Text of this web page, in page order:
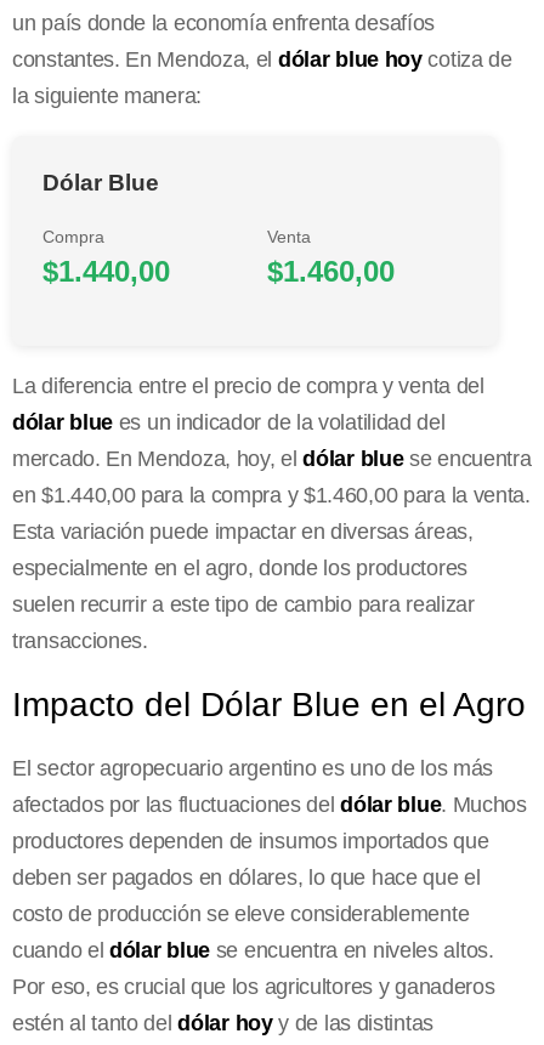
un país donde la economía enfrenta desafíos
constantes. En Mendoza, el dólar blue hoycotiza de
la siguiente manera:
Dólar Blue
Compra
$1.440,00
Venta
$1.460,00
La diferencia entre el precio de compra y venta del
dólar blue es un indicador de la volatilidad del
mercado. En Mendoza, hoy, eldólar bluese encuentra
en $1.440,00 para la compra y $1.460,00 para la venta.
Esta variación puede impactar en diversas áreas,
especialmente en el agro, donde los productores
suelen recurrir a este tipo de cambio para realizar
transacciones.
Impacto del Dólar Blue en el Agro
El sector agropecuario argentino es uno de los más
afectados por las fluctuaciones deldólar blue. Muchos
productores dependen de insumos importados que
deben ser pagados en dólares, lo que hace que el
costo de producción se eleve considerablemente
cuando el dólar blue se encuentra en niveles altos.
Por eso, es crucial que los agricultores y ganaderos
estén al tanto deldólar hoyy de las distintas